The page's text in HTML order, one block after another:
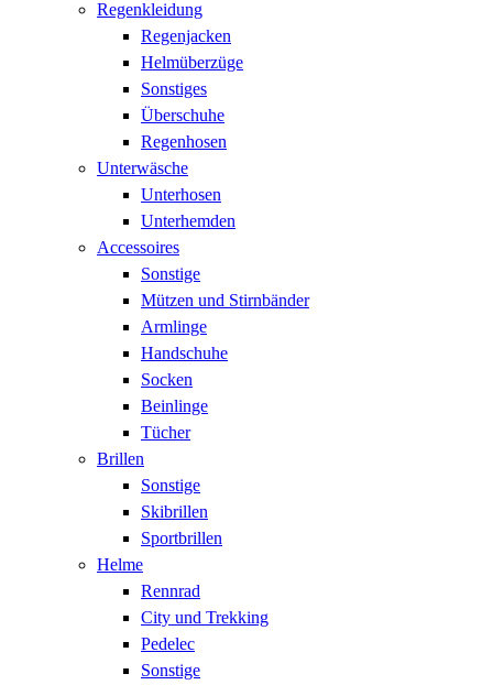
Regenkleidung
Regenjacken
Helmüberzüge
Sonstiges
Überschuhe
Regenhosen
Unterwäsche
Unterhosen
Unterhemden
Accessoires
Sonstige
Mützen und Stirnbänder
Armlinge
Handschuhe
Socken
Beinlinge
Tücher
Brillen
Sonstige
Skibrillen
Sportbrillen
Helme
Rennrad
City und Trekking
Pedelec
Sonstige